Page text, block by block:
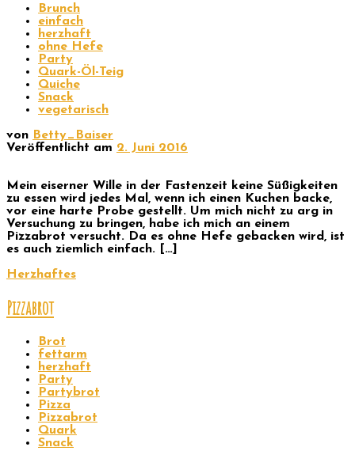
Brunch
einfach
herzhaft
ohne Hefe
Party
Quark-Öl-Teig
Quiche
Snack
vegetarisch
von Betty_Baiser
Veröffentlicht am 2. Juni 2016
Mein eiserner Wille in der Fastenzeit keine Süßigkeiten
zu essen wird jedes Mal, wenn ich einen Kuchen backe,
vor eine harte Probe gestellt. Um mich nicht zu arg in
Versuchung zu bringen, habe ich mich an einem
Pizzabrot versucht. Da es ohne Hefe gebacken wird, ist
es auch ziemlich einfach. […]
Herzhaftes
Pizzabrot
Brot
fettarm
herzhaft
Party
Partybrot
Pizza
Pizzabrot
Quark
Snack